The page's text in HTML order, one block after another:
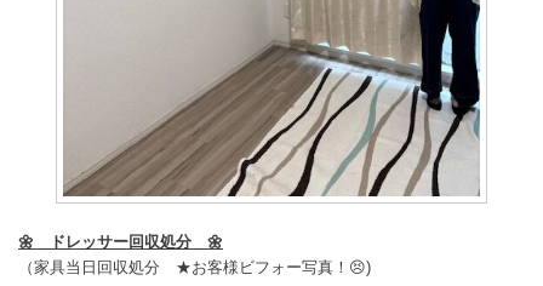
🌼 ドレッサー回収処分 🌼
（家具当日回収処分 ★お客様ビフォー写真！😣)